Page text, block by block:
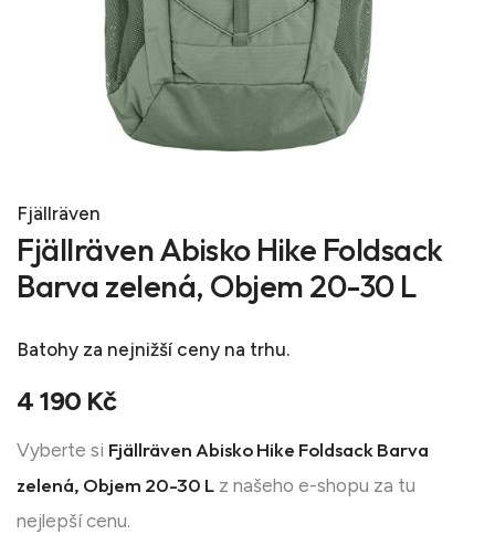
Fjällräven
Fjällräven Abisko Hike Foldsack
Barva zelená, Objem 20-30 L
Batohy za nejnižší ceny na trhu.
4 190 Kč
Vyberte si Fjällräven Abisko Hike Foldsack Barva
zelená, Objem 20-30 L z našeho e-shopu za tu
nejlepší cenu.